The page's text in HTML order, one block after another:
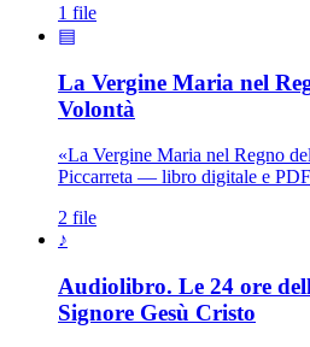
1 file
▤
La Vergine Maria nel
Volontà
«La Vergine Maria nel Regno
Piccarreta — libro digitale e PDF
2 file
♪
Audiolibro. Le 24 ore
Signore Gesù Cristo